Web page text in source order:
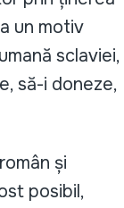
un motiv
sclaviei,
să-i doneze,
și
posibil,